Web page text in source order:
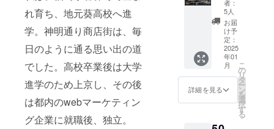
れ育ち、地元葵高校へ進
学。神明通り商店街は、毎
日のように通る思い出の道
でした。高校卒業後は大学
進学のため上京し、その後
は都内のwebマーケティン
グ企業に就職後、独立。
係者の
熱い想
いと施
設紹介
で構成
する、
ストー
リー
ブック
に、ご
支援頂
のお名
続する
限り掲
載 ・掲
載方
法：文
字のみ
掲載 ・
援時、
必ず備
掲載を
リー
ブック
に、ご
支援頂
いた方
のお名
（ニッ
ム）を
掲載し
ます（※
様の場
合、公
式web
サイト
に会社
ロゴを
掲載し
・プロ
ジェク
イテ
ム、フ
ランス
生まれ
「DUR
ALEX（
デュラ
レック
ス！
神明通
りのハ
イセン
スなラ
イフス
タイル
セレク
ト
喫！
コー
ス】 ・
神明通
り商店
街で使
える！
「オリ
ジナル
商品券
10,000
をご提
者：
5人
お届
け予
定：
2025
年01
月
詳細を見る
こ
の
リ
タ
ー
ン
を
選
択
す
る